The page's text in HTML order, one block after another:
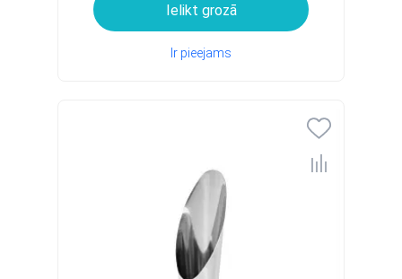
Ielikt grozā
Ir pieejams